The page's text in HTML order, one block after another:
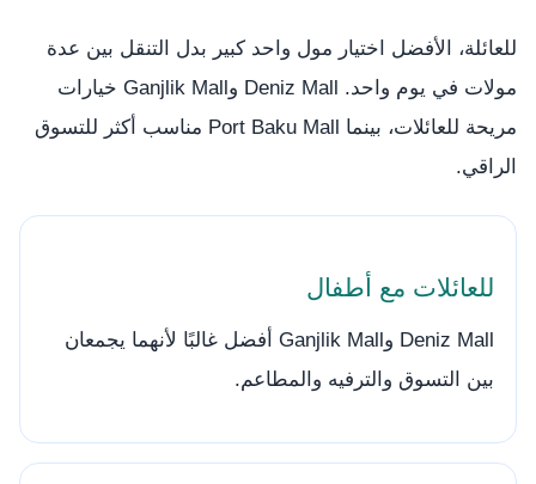
للعائلة، الأفضل اختيار مول واحد كبير بدل التنقل بين عدة
مولات في يوم واحد. Deniz Mall وGanjlik Mall خيارات
مريحة للعائلات، بينما Port Baku Mall مناسب أكثر للتسوق
الراقي.
للعائلات مع أطفال
Deniz Mall وGanjlik Mall أفضل غالبًا لأنهما يجمعان
بين التسوق والترفيه والمطاعم.